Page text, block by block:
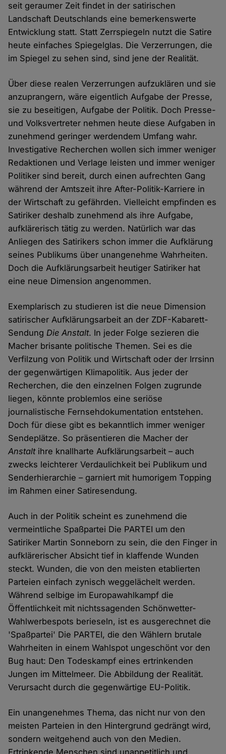
seit geraumer Zeit findet in der satirischen
Landschaft Deutschlands eine bemerkenswerte
Entwicklung statt. Statt Zerrspiegeln nutzt die Satire
heute einfaches Spiegelglas. Die Verzerrungen, die
im Spiegel zu sehen sind, sind jene der Realität.
Über diese realen Verzerrungen aufzuklären und sie
anzuprangern, wäre eigentlich Aufgabe der Presse,
sie zu beseitigen, Aufgabe der Politik. Doch Presse-
und Volksvertreter nehmen heute diese Aufgaben in
zunehmend geringer werdendem Umfang wahr.
Investigative Recherchen wollen sich immer weniger
Redaktionen und Verlage leisten und immer weniger
Politiker sind bereit, durch einen aufrechten Gang
während der Amtszeit ihre After-Politik-Karriere in
der Wirtschaft zu gefährden. Vielleicht empfinden es
Satiriker deshalb zunehmend als ihre Aufgabe,
aufklärerisch tätig zu werden. Natürlich war das
Anliegen des Satirikers schon immer die Aufklärung
seines Publikums über unangenehme Wahrheiten.
Doch die Aufklärungsarbeit heutiger Satiriker hat
eine neue Dimension angenommen.
Exemplarisch zu studieren ist die neue Dimension
satirischer Aufklärungsarbeit an der ZDF-Kabarett-
SendungDie Anstalt. In jeder Folge sezieren die
Macher brisante politische Themen. Sei es die
Verfilzung von Politik und Wirtschaft oder der Irrsinn
der gegenwärtigen Klimapolitik. Aus jeder der
Recherchen, die den einzelnen Folgen zugrunde
liegen, könnte problemlos eine seriöse
journalistische Fernsehdokumentation entstehen.
Doch für diese gibt es bekanntlich immer weniger
Sendeplätze. So präsentieren die Macher der
Anstaltihre knallharte Aufklärungsarbeit – auch
zwecks leichterer Verdaulichkeit bei Publikum und
Senderhierarchie – garniert mit humorigem Topping
im Rahmen einer Satiresendung.
Auch in der Politik scheint es zunehmend die
vermeintliche Spaßpartei Die PARTEI um den
Satiriker Martin Sonneborn zu sein, die den Finger in
aufklärerischer Absicht tief in klaffende Wunden
steckt. Wunden, die von den meisten etablierten
Parteien einfach zynisch weggelächelt werden.
Während selbige im Europawahlkampf die
Öffentlichkeit mit nichtssagenden Schönwetter-
Wahlwerbespots berieseln, ist es ausgerechnet die
'Spaßpartei' Die PARTEI, die den Wählern brutale
Wahrheiten in einem Wahlspot ungeschönt vor den
Bug haut: Den Todeskampf eines ertrinkenden
Jungen im Mittelmeer. Die Abbildung der Realität.
Verursacht durch die gegenwärtige EU-Politik.
Ein unangenehmes Thema, das nicht nur von den
meisten Parteien in den Hintergrund gedrängt wird,
sondern weitgehend auch von den Medien.